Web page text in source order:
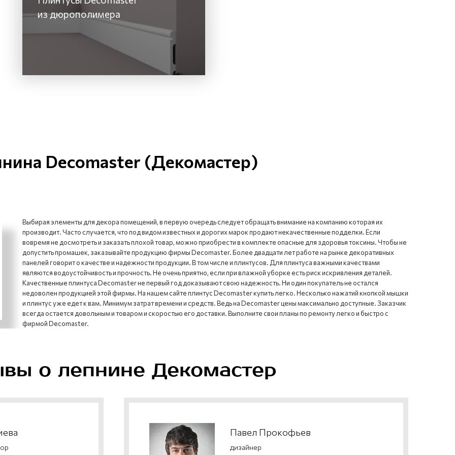
из дюрополимера
Decomaster (Декомастер)
Выбирая элементы для декора помещений, в первую очередь следует обращать внимание на компанию которая их
производит. Часто случается, что под видом известных и дорогих марок продают некачественные подделки. Если
вовремя не досмотреть и заказать плохой товар, можно приобрести в комплекте опасные для здоровья токсины. Чтобы не
допустить промашек, заказывайте продукцию фирмы Decomaster. Более двадцати лет работе на рынке декоративных
панелей говорит о качестве и надежности продукции. В том числе и плинтусов. Для плинтуса важными качествами
являются водоустойчивость и прочность. Не очень приятно, если при влажной уборке есть риск искривления деталей.
Качественные плинтуса Decomaster не первый год доказывают свою надежность. Ни один покупатель не остался
недоволен продукцией этой фирмы. На нашем сайте плинтус Decomaster купить легко. Несколько нажатий кнопкой мышки
и плинтус уже едет к вам. Минимум затрат времени и средств. Ведь на Decomaster цены максимально доступные. Заказчик
всегда остается довольным и товаром и скоростью его доставки. Выполните свои планы по ремонту легко и быстро с
фирмой Decomaster.
о лепнине Декомастер
Павел Прокофьев
дизайнер